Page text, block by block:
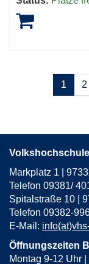
Seiten
blättern
1 2
Markplatz 1 |
Telefon 09381/
Spitalstraße 10 |
Telefon 09382-
E-Mail:
Öffnungszeiten
Montag 9-12 Uhr